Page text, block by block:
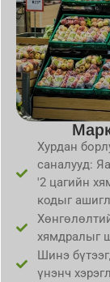
Хурдан
саналууд:
'2 цагийн
кодыг
хямдралыг
Шинэ
үнэнч